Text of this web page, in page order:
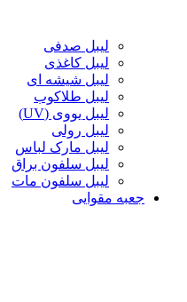
لیبل صدفی
لیبل کاغذی
لیبل شیشه ای
لیبل طلاکوب
لیبل یووی (UV)
لیبل رولی
لیبل مارک لباس
لیبل سلفون براق
لیبل سلفون مات
جعبه مقوایی